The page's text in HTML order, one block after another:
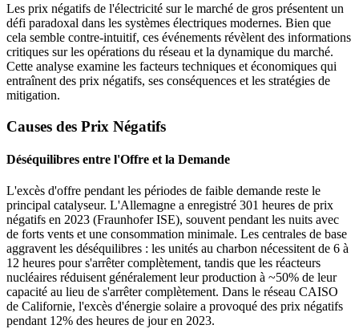
Les prix négatifs de l'électricité sur le marché de gros présentent un
défi paradoxal dans les systèmes électriques modernes. Bien que
cela semble contre-intuitif, ces événements révèlent des informations
critiques sur les opérations du réseau et la dynamique du marché.
Cette analyse examine les facteurs techniques et économiques qui
entraînent des prix négatifs, ses conséquences et les stratégies de
mitigation.
Causes des Prix Négatifs
Déséquilibres entre l'Offre et la Demande
L'excès d'offre pendant les périodes de faible demande reste le
principal catalyseur. L'Allemagne a enregistré 301 heures de prix
négatifs en 2023 (Fraunhofer ISE), souvent pendant les nuits avec
de forts vents et une consommation minimale. Les centrales de base
aggravent les déséquilibres : les unités au charbon nécessitent de 6 à
12 heures pour s'arrêter complètement, tandis que les réacteurs
nucléaires réduisent généralement leur production à ~50% de leur
capacité au lieu de s'arrêter complètement. Dans le réseau CAISO
de Californie, l'excès d'énergie solaire a provoqué des prix négatifs
pendant 12% des heures de jour en 2023.